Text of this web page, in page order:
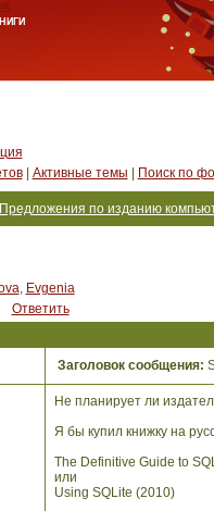
| Активные темы Поиск по
Предложения по изданию
, Evgenia
Ответить
Заголовок сообщения:
Не планирует ли
Я бы купил книжку на
The Definitive Guide to
или
Using SQLite (2010)